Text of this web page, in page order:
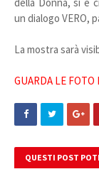
della Donna, si è
un dialogo VERO,
La mostra sarà
GUARDA LE
QUESTI POST